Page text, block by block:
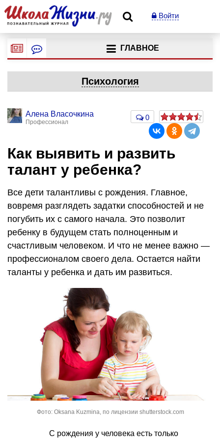
Войти
ГЛАВНОЕ
Психология
Алена Власочкина
Профессионал
0
Как выявить и развить
талант у ребенка?
Все дети талантливы с рождения. Главное,
вовремя разглядеть задатки способностей и не
погубить их с самого начала. Это позволит
ребенку в будущем стать полноценным и
счастливым человеком. И что не менее важно —
профессионалом своего дела. Остается найти
таланты у ребенка и дать им развиться.
Фото: Oksana Kuzmina, по лицензии shutterstock.com
С рождения у человека есть только